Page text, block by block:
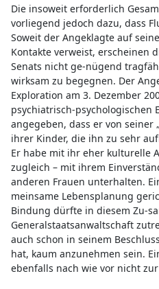
Die insoweit erforderlich
vorliegend jedoch dazu, dass
Soweit der Angeklagte auf
Kontakte verweist, erscheinen
Senats nicht ge-nügend
wirksam zu begegnen. Der
Exploration am 3. Dezember
psychiatrisch-psychologischen
angegeben, dass er von seiner
ihrer Kinder, die ihn zu sehr
Er habe mit ihr eher kulturelle
zugleich – mit ihrem
anderen Frauen unterhalten.
meinsame Lebensplanung
Bindung dürfte in diesem Zu-
Generalstaatsanwaltschaft
auch schon in seinem
hat, kaum anzunehmen sein.
ebenfalls nach wie vor nicht